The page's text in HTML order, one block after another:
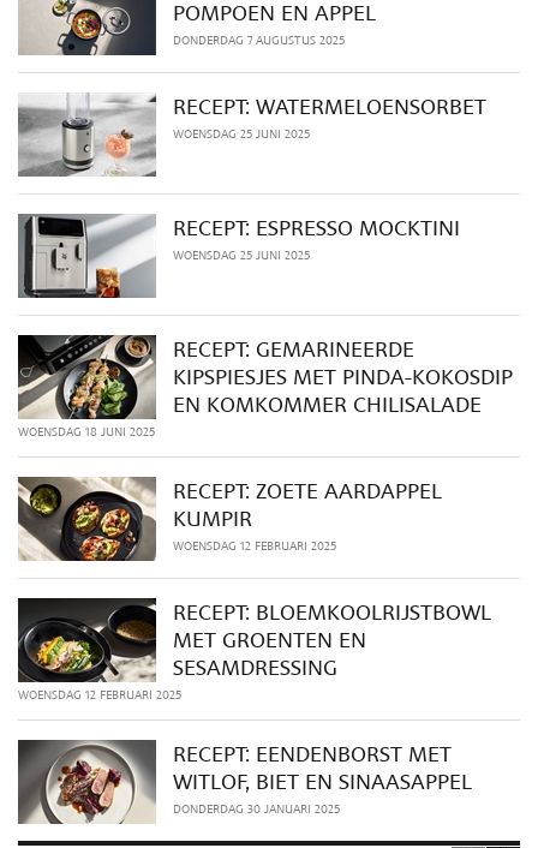
POMPOEN EN APPEL
DONDERDAG 7 AUGUSTUS 2025
RECEPT: WATERMELOENSORBET
WOENSDAG 25 JUNI 2025
RECEPT: ESPRESSO MOCKTINI
WOENSDAG 25 JUNI 2025
RECEPT: GEMARINEERDE
KIPSPIESJES MET PINDA-KOKOSDIP
EN KOMKOMMER CHILISALADE
WOENSDAG 18 JUNI 2025
RECEPT: ZOETE AARDAPPEL
KUMPIR
WOENSDAG 12 FEBRUARI 2025
RECEPT: BLOEMKOOLRIJSTBOWL
MET GROENTEN EN
SESAMDRESSING
WOENSDAG 12 FEBRUARI 2025
RECEPT: EENDENBORST MET
WITLOF, BIET EN SINAASAPPEL
DONDERDAG 30 JANUARI 2025